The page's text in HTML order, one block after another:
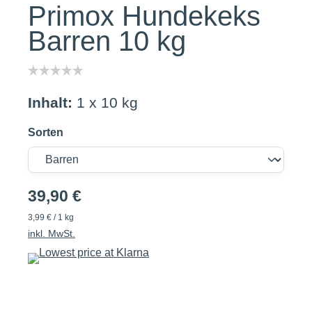
Primox Hundekeks
Barren 10 kg
Inhalt: 1 x 10 kg
Sorten
39,90 €
3,99 € / 1 kg
inkl. MwSt.